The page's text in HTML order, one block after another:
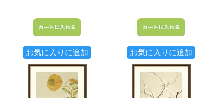
お気に入りに追加 お気に入りに追加